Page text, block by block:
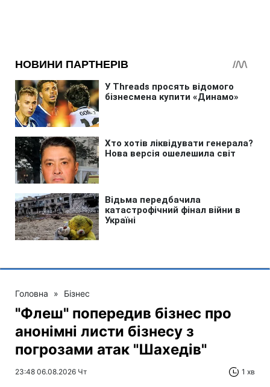
Головна » Бізнес
"Флеш" попередив бізнес про
анонімні листи бізнесу з
погрозами атак "Шахедів"
23:48 06.08.2026 Чт 1 хв